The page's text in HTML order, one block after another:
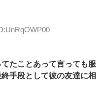
たことあって言っても服
手段として彼の友達に相